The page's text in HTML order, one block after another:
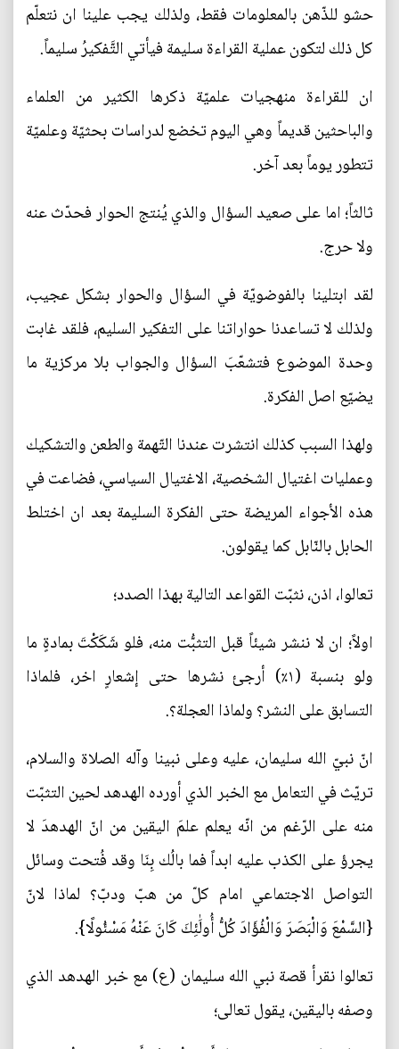
حشو للذّهن بالمعلومات فقط، ولذلك يجب علينا ان نتعلّم
كل ذلك لتكون عملية القراءة سليمة فيأتي التَّفكيرُ سليماً.
ان للقراءة منهجيات علميّة ذكرها الكثير من العلماء
والباحثين قديماً وهي اليوم تخضع لدراسات بحثيّة وعلميّة
تتطور يوماً بعد آخر.
ثالثاً؛ اما على صعيد السؤال والذي يُنتج الحوار فحدّث عنه
ولا حرج.
لقد ابتلينا بالفوضويّة في السؤال والحوار بشكل عجيب،
ولذلك لا تساعدنا حواراتنا على التفكير السليم، فلقد غابت
وحدة الموضوع فتشعّبَ السؤال والجواب بلا مركزية ما
يضيّع اصل الفكرة.
ولهذا السبب كذلك انتشرت عندنا التّهمة والطعن والتشكيك
وعمليات اغتيال الشخصية، الاغتيال السياسي، فضاعت في
هذه الأجواء المريضة حتى الفكرة السليمة بعد ان اختلط
الحابل بالنّابل كما يقولون.
تعالوا، اذن، نثبّت القواعد التالية بهذا الصدد؛
اولاً؛ ان لا ننشر شيئاً قبل التثبُّت منه، فلو شَكَكْتَ بمادةٍ ما
ولو بنسبة (١٪) أرجئ نشرها حتى إشعارٍ اخر، فلماذا
التسابق على النشر؟ ولماذا العجلة؟.
انّ نبيّ الله سليمان، عليه وعلى نبينا وآله الصلاة والسلام،
تريّث في التعامل مع الخبر الذي أورده الهدهد لحين التثبّت
منه على الرّغم من انّه يعلم علمَ اليقين من انّ الهدهدَ لا
يجرؤ على الكذب عليه ابداً فما بالُك بِنَا وقد فُتحت وسائل
التواصل الاجتماعي امام كلّ من هبّ ودبّ؟ لماذا لانّ
{السَّمْعَ وَالْبَصَرَ وَالْفُؤَادَ كُلُّ أُولَٰئِكَ كَانَ عَنْهُ مَسْئُولًا}.
تعالوا نقرأ قصة نبي الله سليمان (ع) مع خبر الهدهد الذي
وصفه باليقين، يقول تعالى؛